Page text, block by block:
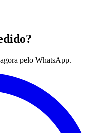
pelo WhatsApp.